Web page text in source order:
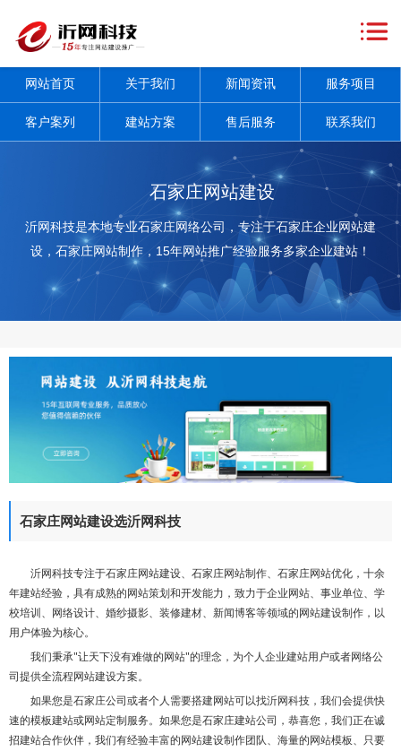
首
页
于
我
新
闻
服
网站首页 关于我们 新闻资讯 服务项目
客户案列 建站方案 售后服务 联系我们
石家庄网站建设
沂网科技是本地专业石家庄网络公司，专注于石家庄企业网站建
设，石家庄网站制作，15年网站推广经验服务多家企业建站！
石家庄网站建设选沂网科技
沂网科技专注于石家庄网站建设、石家庄网站制作、石家庄网站优化，十余
年建站经验，具有成熟的网站策划和开发能力，致力于企业网站、事业单位、学
校培训、网络设计、婚纱摄影、装修建材、新闻博客等领域的网站建设制作，以
用户体验为核心。
我们秉承"让天下没有难做的网站"的理念，为个人企业建站用户或者网络公
司提供全流程网站建设方案。
如果您是石家庄公司或者个人需要搭建网站可以找沂网科技，我们会提供快
速的模板建站或网站定制服务。如果您是石家庄建站公司，恭喜您，我们正在诚
招建站合作伙伴，我们有经验丰富的网站建设制作团队、海量的网站模板、只要